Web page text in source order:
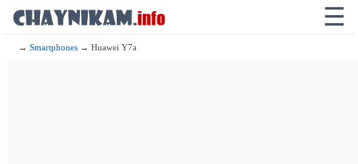
☰
→Smartphones → Huawei Y7a